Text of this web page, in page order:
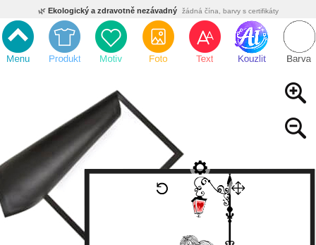
🌿 Ekologický a zdravotně nezávadný žádná čína, barvy s certifikáty
💡Inovativní výroba vlastní vývoj, nejnovější technologie
⚡ Rychlé dodání expedujeme do 24h
🏢 Výhodné pro firmy velké množstevní slevy
Český eshop s tradicí od roku 2010